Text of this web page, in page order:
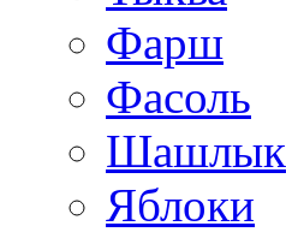
Фарш
Фасоль
Шашлык
Яблоки